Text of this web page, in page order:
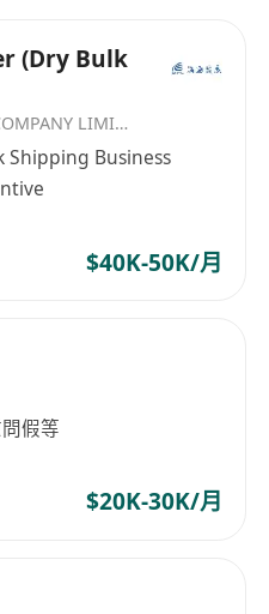
務，包括進出口煤炭、
型為靈便型和巴拿馬
船東或貨主方審核、談
各部門密切合作，落實
集、整理和分析幹散貨
內從事幹散貨運輸的民
秀的運輸能力、精細化
戶服務能力，公司與眾
發展的香港分公司。
(Dry Bulk
DAI AN OCEAN SHIPPING COMPANY LIMITED
Business
$40K-50K/月
假等
$20K-30K/月